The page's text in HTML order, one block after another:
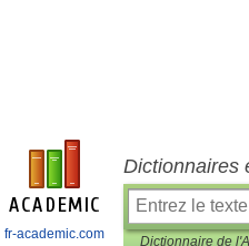
fr-academic.com
Dictionnaires